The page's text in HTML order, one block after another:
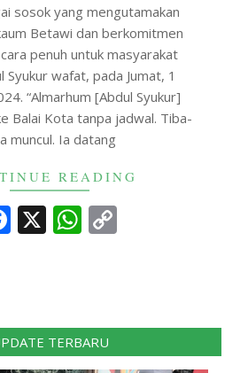
sosok yang mengutamakan
Betawi dan berkomitmen
penuh untuk masyarakat
Syukur wafat, pada Jumat, 1
“Almarhum [Abdul Syukur]
Balai Kota tanpa jadwal. Tiba-
muncul. Ia datang
READING
Facebook
X WhatsApp
TERBARU